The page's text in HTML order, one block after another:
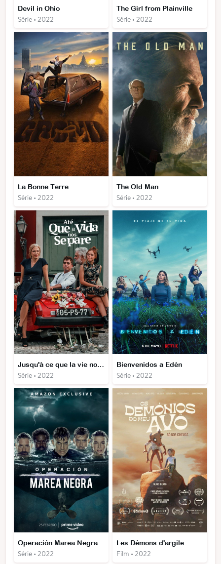
Devil in Ohio
Série • 2022
The Girl from Plainville
Série • 2022
La Bonne Terre
Série • 2022
The Old Man
Série • 2022
Jusqu'à ce que la vie nous sépare
Série • 2022
Bienvenidos a Edén
Série • 2022
Operación Marea Negra
Série • 2022
Les Démons d'argile
Film • 2022